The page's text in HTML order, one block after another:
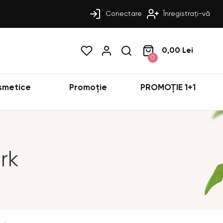
Conectare Înregistrați-vă
0
0,00 Lei
Promoție PROMOȚIE 1+1